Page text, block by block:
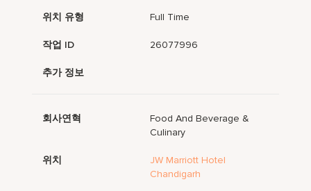
위치 유형 Full Time
작업 ID 26077996
추가 정보
회사연혁
Food And Beverage &
Culinary
위치
JW Marriott Hotel
Chandigarh